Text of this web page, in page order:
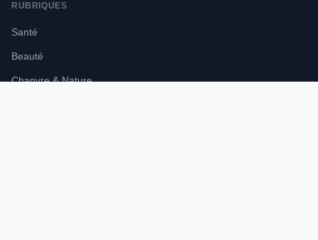
RUBRIQUES
Santé
Beauté
Chanvre & Nature